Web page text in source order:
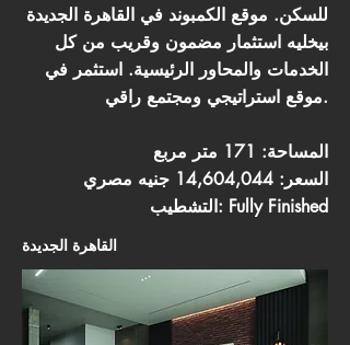
للسكن. موقع الكمبوند في القاهرة الجديدة
بيخليه استثمار مضمون وقريب من كل
الخدمات والمحاور الرئيسية. استثمر في
موقع استراتيجي ومجتمع راقي.
المساحة: 171 متر مربع
السعر: 14,604,044 جنيه مصري
التشطيب: Fully Finished
القاهرة الجديدة